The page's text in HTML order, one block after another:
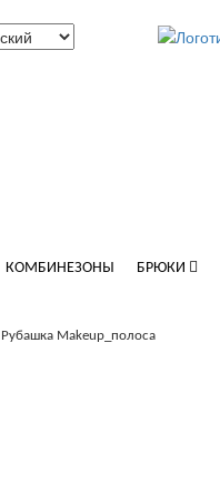
КОМБИНЕЗОНЫ БРЮКИ
Рубашка Makeup_полоса